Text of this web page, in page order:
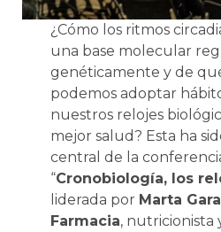
¿Cómo los ritmos
una base molecular
genéticamente y de
podemos adoptar
nuestros relojes
mejor salud? Esta ha
central de la
“Cronobiología, los
liderada por Marta
Farmacia, nutricionista